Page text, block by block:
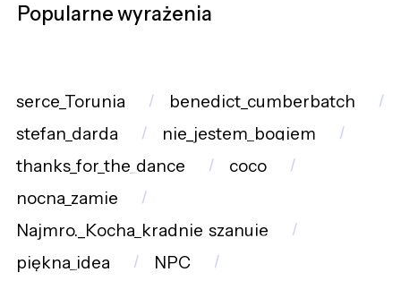
Popularne wyrażenia
serce_Torunia
benedict_cumberbatch
stefan_darda
nie_jestem_bogiem
thanks_for_the_dance
coco
nocna_zamie
Najmro._Kocha_kradnie_szanuje
piękna_idea
NPC